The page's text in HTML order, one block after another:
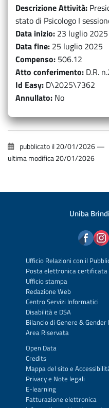
Descrizione Attività
stato di Psicologo I
Data inizio 23 luglio 2025
Data fine 25 luglio 2025
Compenso 506.12
Atto conferimento D.R.
Id Easy D\2025\7362
Annullato No
pubblicato il20/01/2026—
ultima modifica20/01/2026
Uniba
Ufficio Relazioni con il
Posta elettronica certificata
Ufficio stampa
Redazione Web
Centro Servizi Informatici
Disabilità e DSA
Bilancio di Genere &
Area Riservata
Open Data
Credits
Mappa del sitoe
Privacye Note legali
E-learning
Fatturazione elettronica